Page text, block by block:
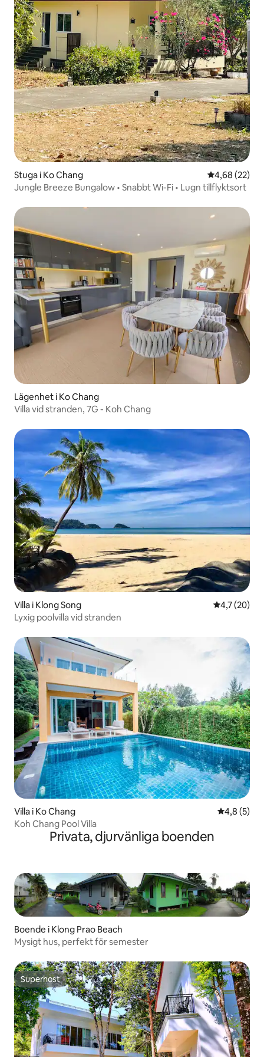
Stuga i Ko Chang 4,68 av 5 i
4,68 (22)
Jungle Breeze Bungalow • Snabbt Wi-Fi • Lugn tillflyktsort
Lägenhet i Ko Chang
Villa vid stranden, 7G - Koh Chang
Villa i Klong Song 4,7 av 5 i
4,7 (20)
Lyxig poolvilla vid stranden
Villa i Ko Chang 4,8 av 5 i
4,8 (5)
Koh Chang Pool Villa
Privata, djurvänliga boenden
Boende i Klong Prao Beach
Mysigt hus, perfekt för semester
Superhost
Superhost